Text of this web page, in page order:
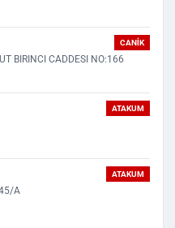
CANIK
BIRINCI CADDESI NO:166
ATAKUM
ATAKUM
A